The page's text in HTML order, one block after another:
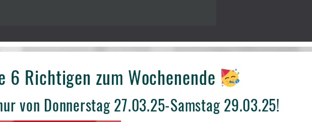
6 Richtigen zum Wochenende
von Donnerstag 27.03.25-Samstag 29.03.25!